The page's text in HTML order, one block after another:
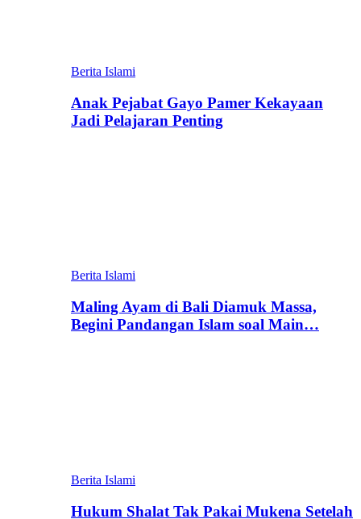
Berita Islami
Anak Pejabat Gayo Pamer Kekayaan
Jadi Pelajaran Penting
Berita Islami
Maling Ayam di Bali Diamuk Massa,
Begini Pandangan Islam soal Main…
Berita Islami
Hukum Shalat Tak Pakai Mukena Setelah